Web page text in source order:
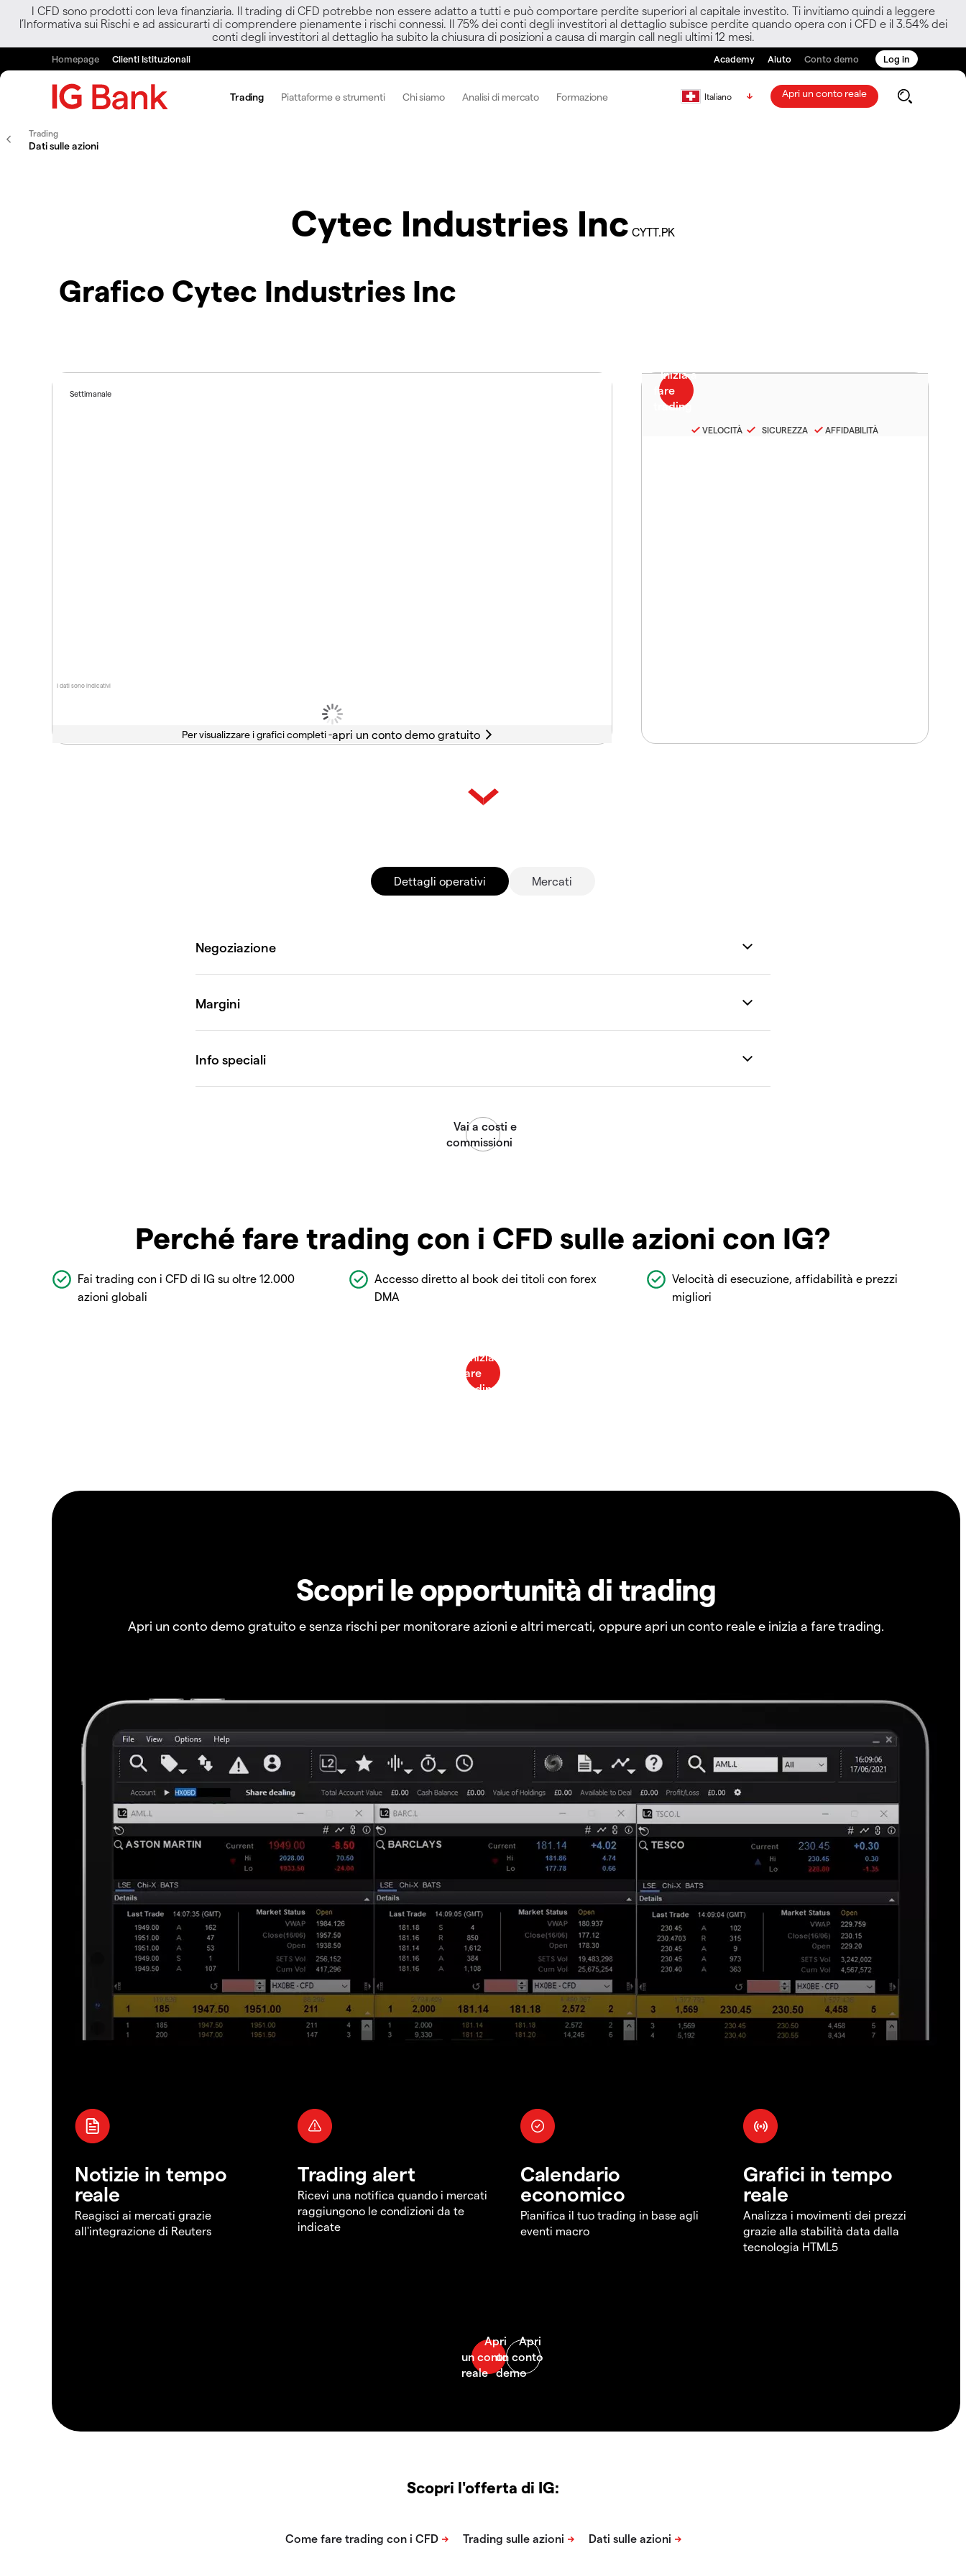
I CFD sono prodotti con leva finanziaria. Il trading di CFD potrebbe non essere adatto a tutti e può comportare perdite superiori al capitale investito. Ti invitiamo quindi a leggere
l’Informativa sui Rischi e ad assicurarti di comprendere pienamente i rischi connessi. Il 75% dei conti degli investitori al dettaglio subisce perdite quando opera con i CFD e il 3.54% dei
conti degli investitori al dettaglio ha subito la chiusura di posizioni a causa di margin call negli ultimi 12 mesi.
Homepage Clienti Istituzionali Academy Aiuto Conto demo Log in
Trading Piattaforme e strumenti Chi siamo Analisi di mercato Formazione Italiano Apri un conto reale
Trading
Dati sulle azioni
Cytec Industries Inc CYTT.PK
Grafico Cytec Industries Inc
I dati sono indicativi
Settimanale
Per visualizzare i grafici completi -
VELOCITÀ SICUREZZA AFFIDABILITÀ
Dettagli operativi Mercati
Perché fare trading con i CFD sulle azioni con IG?
Fai trading con i CFD di IG su oltre 12.000
azioni globali
Accesso diretto al book dei titoli con forex
DMA
Velocità di esecuzione, affidabilità e prezzi
migliori
Scopri le opportunità di trading
Apri un conto demo gratuito e senza rischi per monitorare azioni e altri mercati, oppure apri un conto reale e inizia a fare trading.
Notizie in tempo
reale
Reagisci ai mercati grazie
all'integrazione di Reuters
Trading alert
Ricevi una notifica quando i mercati
raggiungono le condizioni da te
indicate
Calendario
economico
Pianifica il tuo trading in base agli
eventi macro
Grafici in tempo
reale
Analizza i movimenti dei prezzi
grazie alla stabilità data dalla
tecnologia HTML5
Scopri l'offerta di IG: